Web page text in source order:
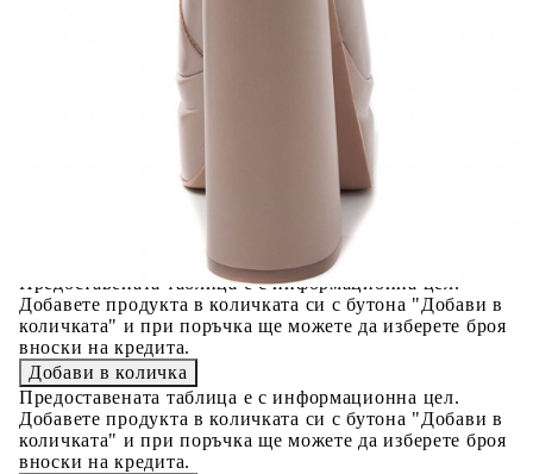
Please select credit institution
Цена на продукта: €29.00
Extraction of information from credit institutions
Предоставената таблица е с информационна цел.
Добавете продукта в количката си с бутона "Добави в
количката" и при поръчка ще можете да изберете броя
Acest tabel are caracter informativ. Adăugați produsul în
coșul de cumpărături unde veți putea selecta detaliile
Предоставената таблица е с информационна цел.
Добавете продукта в количката си с бутона "Добави в
количката" и при поръчка ще можете да изберете броя
вноски на кредита.
Предоставената таблица е с информационна цел.
Добавете продукта в количката си с бутона "Добави в
количката" и при поръчка ще можете да изберете броя
вноски на кредита.